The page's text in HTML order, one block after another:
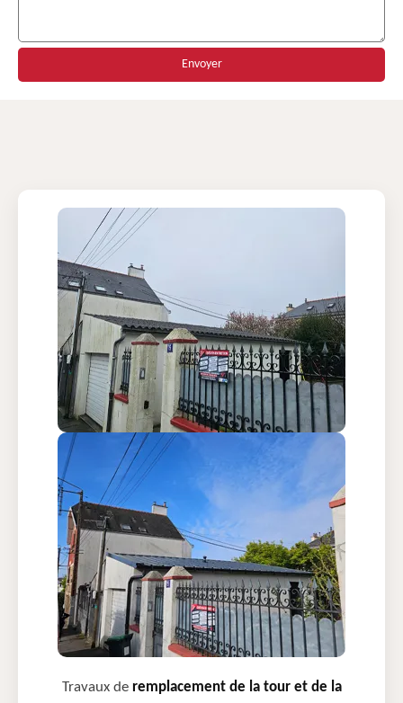
Travaux de remplacement de la tour et de la